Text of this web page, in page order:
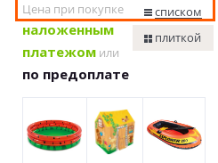
Цена при покупке
наложенным
платежомили
по предоплате
списком
плиткой